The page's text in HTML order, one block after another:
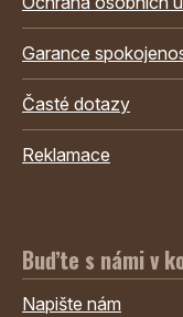
Garance
Časté dotazy
Reklamace
Buďte s námi v
Napište nám